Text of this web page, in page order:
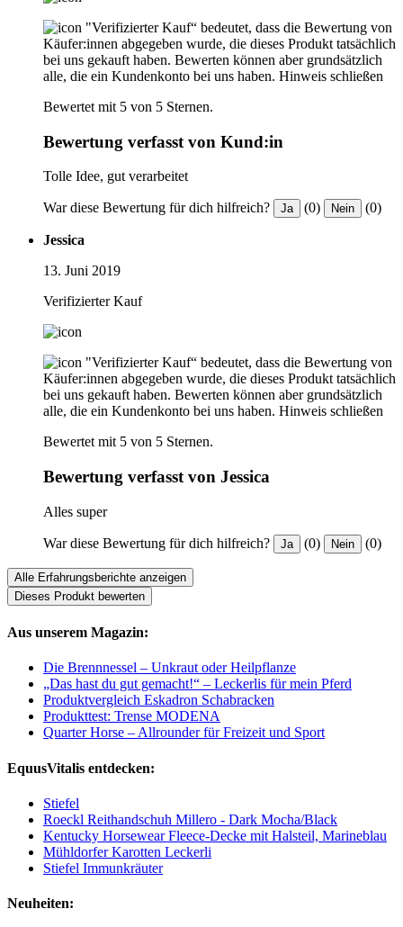
"Verifizierter Kauf“ bedeutet, dass die Bewertung von
Käufer:innen abgegeben wurde, die dieses Produkt tatsächlich
bei uns gekauft haben. Bewerten können aber grundsätzlich
alle, die ein Kundenkonto bei uns haben. Hinweis schließen
Bewertet mit 5 von 5 Sternen.
Bewertung verfasst von Kund:in
Tolle Idee, gut verarbeitet
War diese Bewertung für dich hilfreich? Ja (0) Nein (0)
Jessica
13. Juni 2019
Verifizierter Kauf
"Verifizierter Kauf“ bedeutet, dass die Bewertung von
Käufer:innen abgegeben wurde, die dieses Produkt tatsächlich
bei uns gekauft haben. Bewerten können aber grundsätzlich
alle, die ein Kundenkonto bei uns haben. Hinweis schließen
Bewertet mit 5 von 5 Sternen.
Bewertung verfasst von Jessica
Alles super
War diese Bewertung für dich hilfreich? Ja (0) Nein (0)
Alle Erfahrungsberichte anzeigen
Dieses Produkt bewerten
Aus unserem Magazin:
Die Brennnessel – Unkraut oder Heilpflanze
„Das hast du gut gemacht!“ – Leckerlis für mein Pferd
Produktvergleich Eskadron Schabracken
Produkttest: Trense MODENA
Quarter Horse – Allrounder für Freizeit und Sport
EquusVitalis entdecken:
Stiefel
Roeckl Reithandschuh Millero - Dark Mocha/Black
Kentucky Horsewear Fleece-Decke mit Halsteil, Marineblau
Mühldorfer Karotten Leckerli
Stiefel Immunkräuter
Neuheiten: